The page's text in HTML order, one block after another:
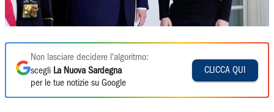
Non lasciare decidere l'algoritmo:
scegli La Nuova Sardegna
per le tue notizie su Google
CLICCA QUI